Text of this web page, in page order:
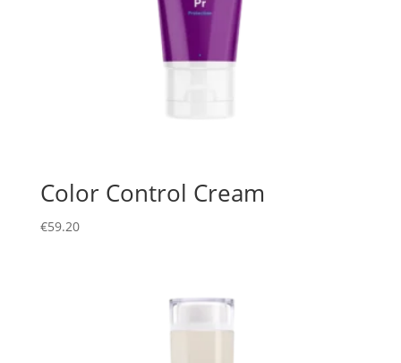
Color Control Cream
€59.20